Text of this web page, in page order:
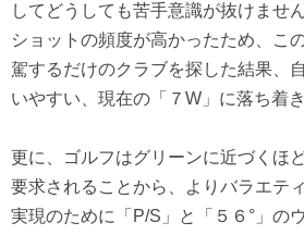
してどうしても苦手意識が抜けませ
ショットの頻度が高かったため、こ
駕するだけのクラブを探した結果、
いやすい、現在の「７W」に落ち着き
更に、ゴルフはグリーンに近づくほ
要求されることから、よりバラエテ
実現のために「P/S」と「５６°」の